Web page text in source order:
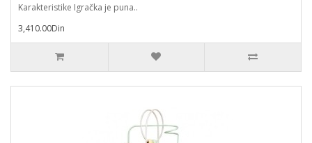
Karakteristike Igračka je puna..
3,410.00Din